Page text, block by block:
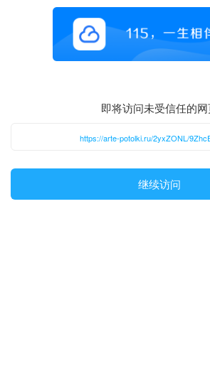
即将访问未受信任的
https://arte-potolki.ru/2yxZONL/
继续访问